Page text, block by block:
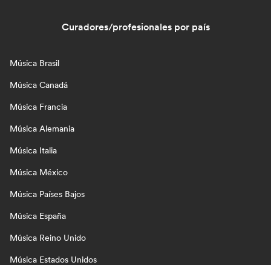
Curadores/profesionales por país
Música Brasil
Música Canadá
Música Francia
Música Alemania
Música Italia
Música México
Música Países Bajos
Música España
Música Reino Unido
Música Estados Unidos